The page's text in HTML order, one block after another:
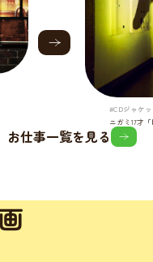
#CDジャケ
ニガミ17才
お仕事一覧を見る